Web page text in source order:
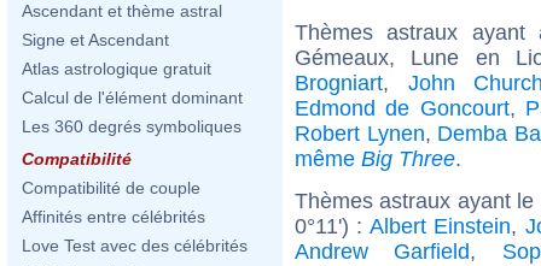
Ascendant et thème astral
Signe et Ascendant
Atlas astrologique gratuit
Calcul de l'élément dominant
Les 360 degrés symboliques
Compatibilité
Compatibilité de couple
Affinités entre célébrités
Love Test avec des célébrités
Thèmes astraux
Gémeaux, Lune en
Brogniart, John
Edmond de Goncourt,
Robert Lynen, Demba Ba
même Big Three.
Thèmes astraux ayant
0°11') : Albert Einstein,
Andrew Garfield,